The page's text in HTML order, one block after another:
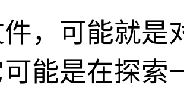
，可能就是
能是在探索